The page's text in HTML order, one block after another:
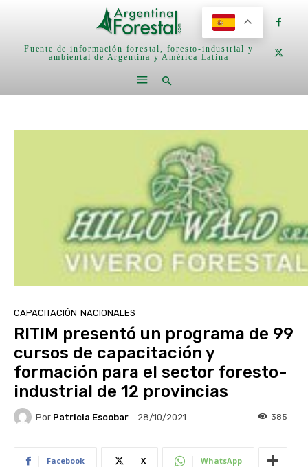
Fuente de información forestal, foresto-industrial y
ambiental de Argentina y América Latina
CAPACITACIÓN NACIONALES
RITIM presentó un programa de 99
cursos de capacitación y
formación para el sector foresto-
industrial de 12 provincias
Por Patricia Escobar 28/10/2021 385
Facebook X WhatsApp